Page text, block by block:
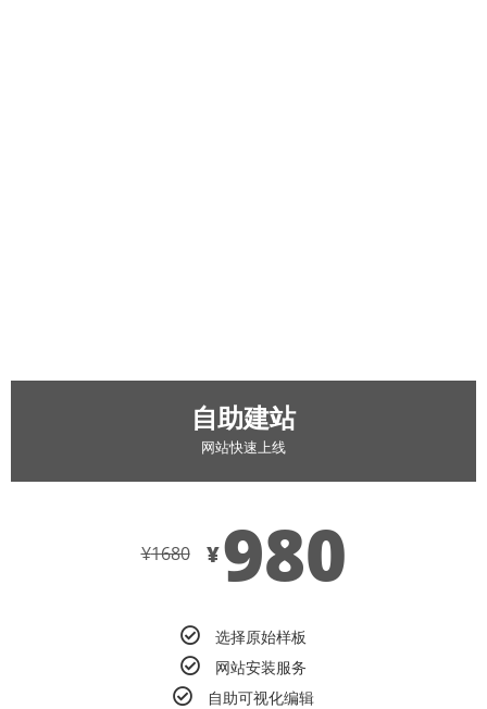
自助建站
网站快速上线
¥1680 ¥980
选择原始样板
网站安装服务
自助可视化编辑